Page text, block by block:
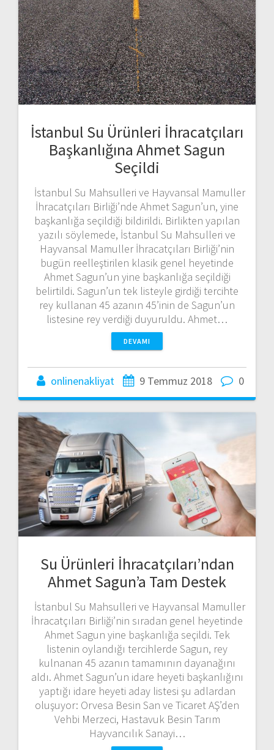
İstanbul Su Ürünleri İhracatçıları
Başkanlığına Ahmet Sagun
Seçildi
İstanbul Su Mahsulleri ve Hayvansal Mamuller
İhracatçıları Birliği’nde Ahmet Sagun’un, yine
başkanlığa seçildiği bildirildi. Birlikten yapılan
yazılı söylemede, İstanbul Su Mahsulleri ve
Hayvansal Mamuller İhracatçıları Birliği’nin
bugün reelleştirilen klasik genel heyetinde
Ahmet Sagun’un yine başkanlığa seçildiği
belirtildi. Sagun’un tek listeyle girdiği tercihte
rey kullanan 45 azanın 45’inin de Sagun’un
listesine rey verdiği duyuruldu. Ahmet…
DEVAMI
onlinenakliyat 9 Temmuz 2018 0
Su Ürünleri İhracatçıları’ndan
Ahmet Sagun’a Tam Destek
İstanbul Su Mahsulleri ve Hayvansal Mamuller
İhracatçıları Birliği’nin sıradan genel heyetinde
Ahmet Sagun yine başkanlığa seçildi. Tek
listenin oylandığı tercihlerde Sagun, rey
kulnanan 45 azanın tamamının dayanağını
aldı. Ahmet Sagun’un idare heyeti başkanlığını
yaptığı idare heyeti aday listesi şu adlardan
oluşuyor: Orvesa Besin San ve Ticaret AŞ’den
Vehbi Merzeci, Hastavuk Besin Tarım
Hayvancılık Sanayi…